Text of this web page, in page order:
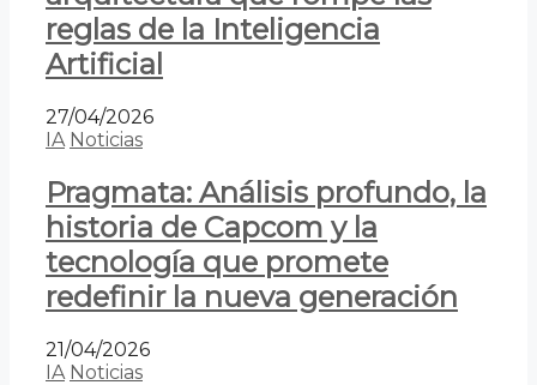
reglas de la Inteligencia
Artificial
27/04/2026
IA Noticias
Pragmata: Análisis profundo, la
historia de Capcom y la
tecnología que promete
redefinir la nueva generación
21/04/2026
IA Noticias